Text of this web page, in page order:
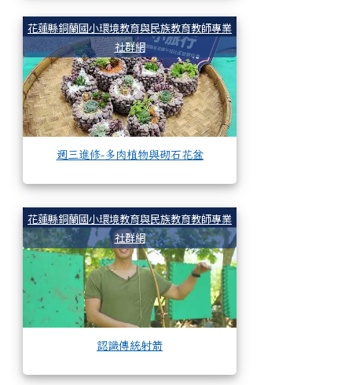
花蓮縣銅蘭國小環境教育與民族教育教師專業
社群網
週三進修-多肉植物與砌石花盆
花蓮縣銅蘭國小環境教育與民族教育教師專業
社群網
認識傳統射箭